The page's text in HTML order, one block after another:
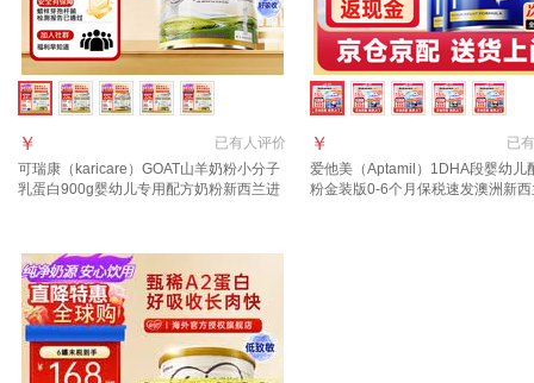
已有人评价
￥
可瑞康（karicare）GOAT山羊奶粉小分子
乳蛋白900g婴幼儿专用配方奶粉新西兰进
已有
￥
爱他美（Aptamil）1DHA段婴幼儿
粉金装版0-6个月保税速发澳洲新